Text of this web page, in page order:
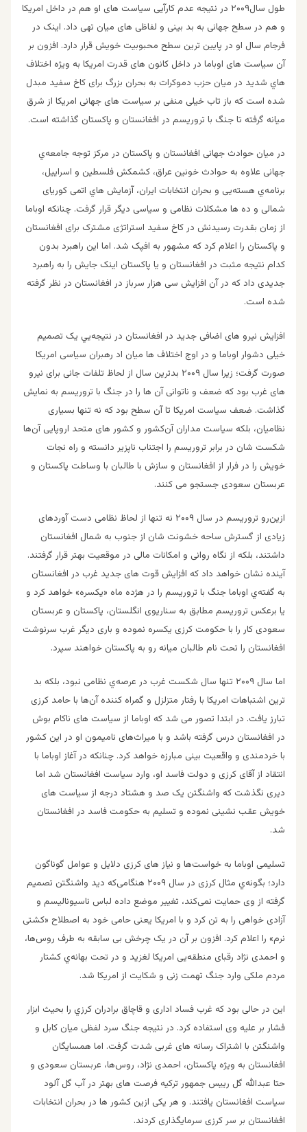
طول سال۲۰۰۹ در نتیجه عدم کارآیی سیاست های او هم در داخل امریکا
و هم در سطح جهانی به بد بینی و لفاظی های میان تهی داد. اینک در
فرجام سال او در پایین ترین سطح محبوبیت خویش قرار دارد. افزون بر
آن سیاست های اوباما در داخل کانون های قدرت امریکا به ویژه اختلاف
هاي شدید در میان حزب دموکرات به بحران بزرگ برای کاخ سفید مبدل
شده است که باز تاب خیلی منفی بر سیاست های جهانی امریکا از شرق
میانه گرفته تا جنگ با تروریسم در افغانستان و پاکستان گذاشته است.
در میان حوادث جهانی افغانستان و پاکستان در مرکز توجه جامعه‌ي
جهانی علاوه به حوادث خونین عراق، کشمکش فلسطین و اسرايیل،
برنامه‌ي هسته‌يی و بحران انتخابات ایران، آزمایش هاي اتمی کوریای
شمالی و ده ها مشکلات نظامی و سیاسی دیگر قرار گرفت. چنانكه اوباما
از زمان بقدرت رسیدنش در کاخ سفید استراتژی مشترک برای افغانستان
و پاکستان را اعلام كرد که مشهور به افپک شد. اما این راهبرد بدون
کدام نتیجه مثبت در افغانستان و یا پاکستان اینک جایش را به راهبرد
جدیدی داد که در آن افزایش سی هزار سرباز در افغانستان در نظر گرفته
شده است.
افزایش نیرو های اضافی جدید در افغانستان در نتیجه‌يي یک تصمیم
خیلی دشوار اوباما و در اوج اختلاف ها میان اد رهبران سیاسی امریکا
صورت گرفت؛ زیرا سال ۲۰۰۹ بدترین سال از لحاظ تلفات جانی برای نیرو
های غرب بود که ضعف و ناتوانی آن ها را در جنگ با تروریسم به نمایش
گذاشت. ضعف سیاست امریکا تا آن سطح بود که نه تنها بسیاری
نظامیان، بلکه سیاست مداران آن‌كشور و کشور های متحد اروپایی آن‌ها
شکست شان در برابر تروریسم را اجتناب ناپزیر دانسته و راه نجات
خویش را در فرار از افغانستان و سازش با طالبان با وساطت پاکستان و
عربستان سعودی جستجو می كنند.
ازین‌رو تروریسم در سال ۲۰۰۹ نه تنها از لحاظ نظامی دست آوردهای
زیادی از گسترش ساحه خشونت شان از جنوب به شمال افغانستان
داشتند، بلکه از نگاه روانی و امکانات مالی در موقعیت بهتر قرار گرفتند.
آینده نشان خواهد داد که افزایش قوت های جدید غرب در افغانستان
به گفته‌ي اوباما جنگ با تروریسم را در هژده ماه «یکسره» خواهد کرد و
یا برعکس تروریسم مطابق به سناریوی انگلستان، پاکستان و عربستان
سعودی کار را با حکومت کرزی یکسره نموده و باری دیگر غرب سرنوشت
افغانستان را تحت نام طالبان میانه رو به پاکستان خواهند سپرد.
اما سال ۲۰۰۹ تنها سال شکست غرب در عرصه‌ي نظامی نبود، بلکه بد
ترین اشتباهات امریکا با رفتار متزلزل و گمراه کننده آن‌ها با حامد کرزی
تبارز یافت. در ابتدا تصور می شد که اوباما از سیاست های ناکام بوش
در افغانستان درس گرفته باشد و با میراث‌های نامیمون او در اين كشور
با خردمندی و واقعیت بینی مبارزه خواهد کرد. چنانكه در آغاز اوباما با
انتقاد از آقای کرزی و دولت فاسد او، وارد سیاست افغانستان شد اما
دیری نگذشت که واشنگتن یک صد و هشتاد درجه از سیاست های
خویش عقب نشینی نموده و تسلیم به حکومت فاسد در افغانستان
شد.
تسلیمی اوباما به خواست‌ها و نیاز های کرزی دلایل و عوامل گوناگون
دارد؛ بگونه‌ي مثال کرزی در سال ۲۰۰۹ هنگامی‌که دید واشنگتن تصمیم
گرفته از وی حمایت نمی‌کند، تغییر موضع داده لباس ناسیونالیسم و
آزادی خواهی را به تن كرد و با امریکا یعنی حامی خود به اصطلاح «کشتی
نرم» را اعلام كرد. افزون بر آن در یک چرخش بی سابقه به طرف روس‌ها،
و احمدی نژاد رقبای منطقه‌يی امریکا لغزید و در تحت بهانه‌ي کشتار
مردم ملکی وارد جنگ تهمت زنی و شکایت از امریکا شد.
این در حالی بود که غرب فساد اداری و قاچاق برادران كرزي را بحیث ابزار
فشار بر علیه وی استفاده كرد. در نتیجه جنگ سرد لفظی میان کابل و
واشنگتن با اشتراک رسانه های غربی شدت گرفت. اما همسایگان
افغانستان به ویژه پاکستان، احمدی نژاد، روس‌ها، عربستان سعودی و
حتا عبدالله گل رییس جمهور ترکیه فرصت های بهتر در آب گل آلود
سیاست افغانستان یافتند. و هر یکی ازین کشور ها در بحران انتخابات
افغانستان بر سر کرزی سرمایگذاری کردند.